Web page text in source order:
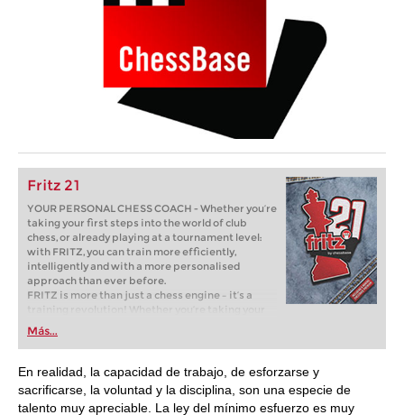
Fritz 21
YOUR PERSONAL CHESS COACH - Whether you’re
taking your first steps into the world of club
chess, or already playing at a tournament level:
with FRITZ, you can train more efficiently,
intelligently and with a more personalised
approach than ever before.
FRITZ is more than just a chess engine – it’s a
training revolution! Whether you’re taking your
first steps into the world of club chess, or already
playing at a tournament level: with FRITZ, you can
train more efficiently, intelligently and with a
more personalised approach than ever before.
Más...
En realidad, la capacidad de trabajo, de esforzarse y
sacrificarse, la voluntad y la disciplina, son una especie de
talento muy apreciable. La ley del mínimo esfuerzo es muy